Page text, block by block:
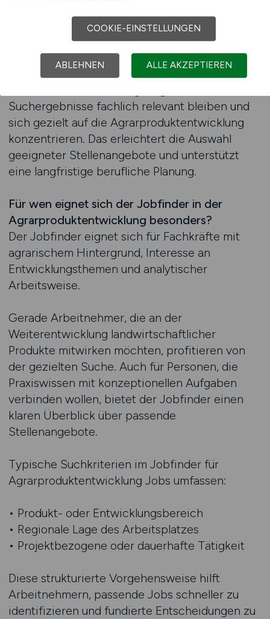
Als beste Jobbörse für Agrar-Jobs stellt
AGRAR.JOBS eine strukturierte Umgebung
bereit, die Arbeitnehmer bei der
systematischen Jobsuche unterstützt. Die klare
Suchergebnisse fachlich relevant bleiben und
sich gezielt auf die Agrarproduktentwicklung
konzentrieren. Das erleichtert die Auswahl
geeigneter Stellenangebote und unterstützt
eine langfristige berufliche Planung.
Für wen eignet sich der Jobfinder in der
Agrarproduktentwicklung besonders?
Der Jobfinder eignet sich für Fachkräfte mit
agrarischem Hintergrund, Interesse an
Entwicklungsthemen und analytischer
Arbeitsweise.
Gerade Arbeitnehmer, die an der
Weiterentwicklung landwirtschaftlicher
Produkte mitwirken möchten, profitieren von
der gezielten Suche. Auch für Personen, die
Praxiswissen mit konzeptionellen Aufgaben
verbinden wollen, bietet der Jobfinder einen
klaren Überblick über passende
Stellenangebote.
Typische Suchkriterien im Jobfinder für
Agrarproduktentwicklung Jobs umfassen:
• Produkt- oder Entwicklungsbereich
• Regionale Lage des Arbeitsplatzes
• Projektbezogene oder dauerhafte Tätigkeit
Diese strukturierte Vorgehensweise hilft
Arbeitnehmern, passende Jobs schneller zu
identifizieren und fundierte Entscheidungen zu
COOKIE-EINSTELLUNGEN
ABLEHNEN ALLE AKZEPTIEREN